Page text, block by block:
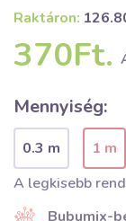
Raktáron:
370Ft.
Mennyiség:
0.3 m 1 m
A legkisebb
Bubumix-